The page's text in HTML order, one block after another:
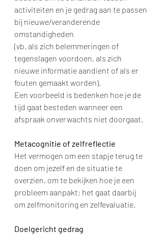
activiteiten en je gedrag aan te passen
bij nieuwe/veranderende
omstandigheden
(vb. als zich belemmeringen of
tegenslagen voordoen, als zich
nieuwe informatie aandient of als er
fouten gemaakt worden).
Een voorbeeld is bedenken hoe je de
tijd gaat besteden wanneer een
afspraak onverwachts niet doorgaat.
Metacognitie of zelfreflectie
Het vermogen om een stapje terug te
doen om jezelf en de situatie te
overzien, om te bekijken hoe je een
probleem aanpakt; het gaat daarbij
om zelfmonitoring en zelfevaluatie.
Doelgericht gedrag